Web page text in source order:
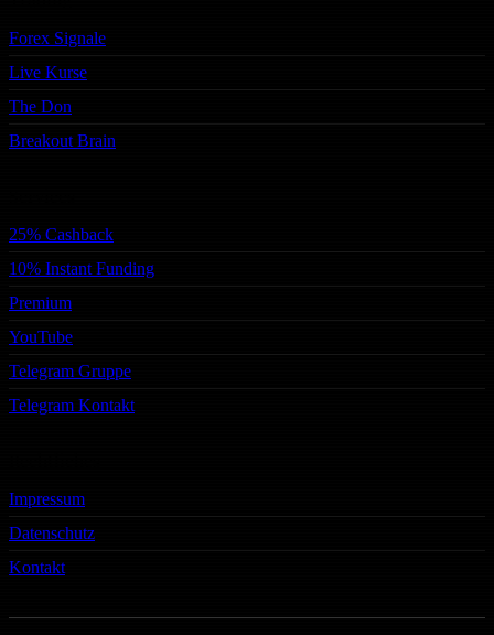
Forex Signale
Live Kurse
The Don
Breakout Brain
25% Cashback
10% Instant Funding
Premium
YouTube
Telegram Gruppe
Telegram Kontakt
Impressum
Datenschutz
Kontakt